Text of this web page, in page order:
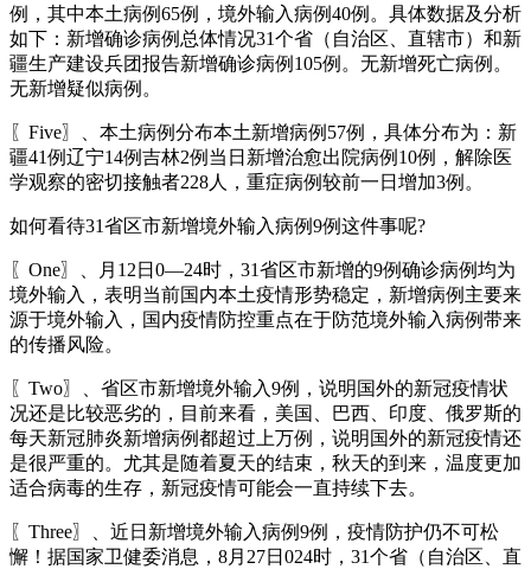
例，其中本土病例65例，境外输入病例40例。具体数据及分析
如下：新增确诊病例总体情况31个省（自治区、直辖市）和新
疆生产建设兵团报告新增确诊病例105例。无新增死亡病例。
无新增疑似病例。
〖Five〗、本土病例分布本土新增病例57例，具体分布为：新
疆41例辽宁14例吉林2例当日新增治愈出院病例10例，解除医
学观察的密切接触者228人，重症病例较前一日增加3例。
如何看待31省区市新增境外输入病例9例这件事呢?
〖One〗、月12日0—24时，31省区市新增的9例确诊病例均为
境外输入，表明当前国内本土疫情形势稳定，新增病例主要来
源于境外输入，国内疫情防控重点在于防范境外输入病例带来
的传播风险。
〖Two〗、省区市新增境外输入9例，说明国外的新冠疫情状
况还是比较恶劣的，目前来看，美国、巴西、印度、俄罗斯的
每天新冠肺炎新增病例都超过上万例，说明国外的新冠疫情还
是很严重的。尤其是随着夏天的结束，秋天的到来，温度更加
适合病毒的生存，新冠疫情可能会一直持续下去。
〖Three〗、近日新增境外输入病例9例，疫情防护仍不可松
懈！据国家卫健委消息，8月27日024时，31个省（自治区、直